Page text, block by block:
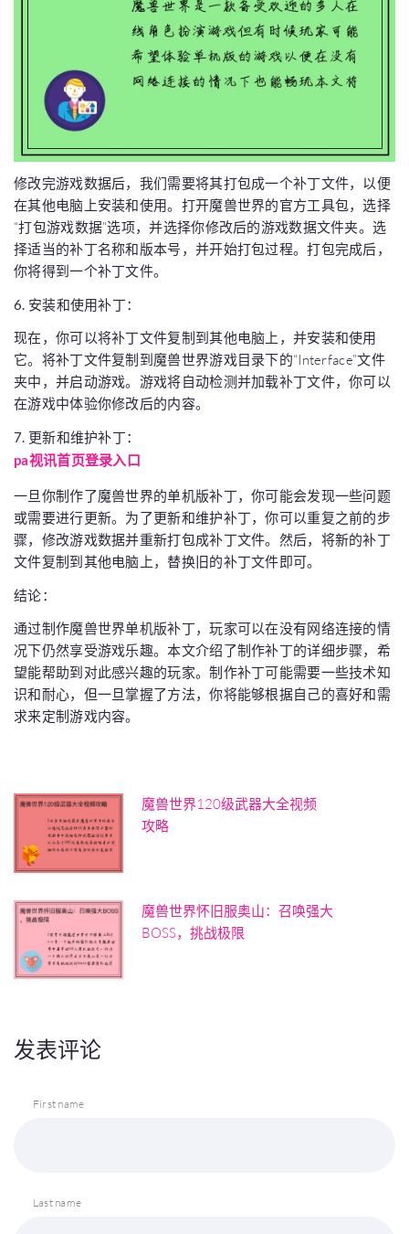
修改完游戏数据后，我们需要将其打包成一个补丁文件，以便
在其他电脑上安装和使用。打开魔兽世界的官方工具包，选择
“打包游戏数据”选项，并选择你修改后的游戏数据文件夹。选
择适当的补丁名称和版本号，并开始打包过程。打包完成后，
你将得到一个补丁文件。
6. 安装和使用补丁：
现在，你可以将补丁文件复制到其他电脑上，并安装和使用
它。将补丁文件复制到魔兽世界游戏目录下的“Interface”文件
夹中，并启动游戏。游戏将自动检测并加载补丁文件，你可以
在游戏中体验你修改后的内容。
7. 更新和维护补丁：
pa视讯首页登录入口
一旦你制作了魔兽世界的单机版补丁，你可能会发现一些问题
或需要进行更新。为了更新和维护补丁，你可以重复之前的步
骤，修改游戏数据并重新打包成补丁文件。然后，将新的补丁
文件复制到其他电脑上，替换旧的补丁文件即可。
结论：
通过制作魔兽世界单机版补丁，玩家可以在没有网络连接的情
况下仍然享受游戏乐趣。本文介绍了制作补丁的详细步骤，希
望能帮助到对此感兴趣的玩家。制作补丁可能需要一些技术知
识和耐心，但一旦掌握了方法，你将能够根据自己的喜好和需
求来定制游戏内容。
魔兽世界120级武器大全视频
攻略
魔兽世界怀旧服奥山：召唤强大
BOSS，挑战极限
发表评论
First name
Last name